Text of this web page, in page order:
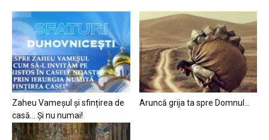
Zaheu Vameșul și sfințirea de
casă… Și nu numai!
Aruncă grija ta spre Domnul…